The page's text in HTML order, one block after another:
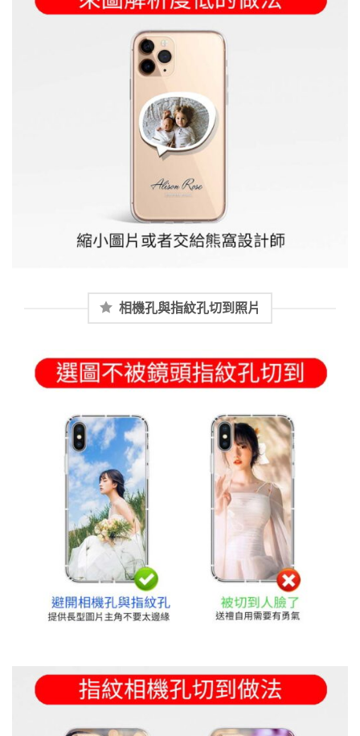
相機孔與指紋孔切到照片